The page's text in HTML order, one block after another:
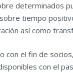
determinados
tiempo
así­ como
con el fin de
con el